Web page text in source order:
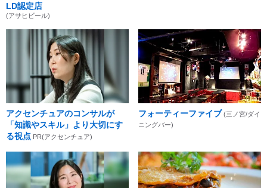
LD認定店
(アサヒビール)
アクセンチュアのコンサルが
「知識やスキル」より大切にす
る視点 PR(アクセンチュア)
フォーティーファイブ (三ノ宮/ダイ
ニングバー)